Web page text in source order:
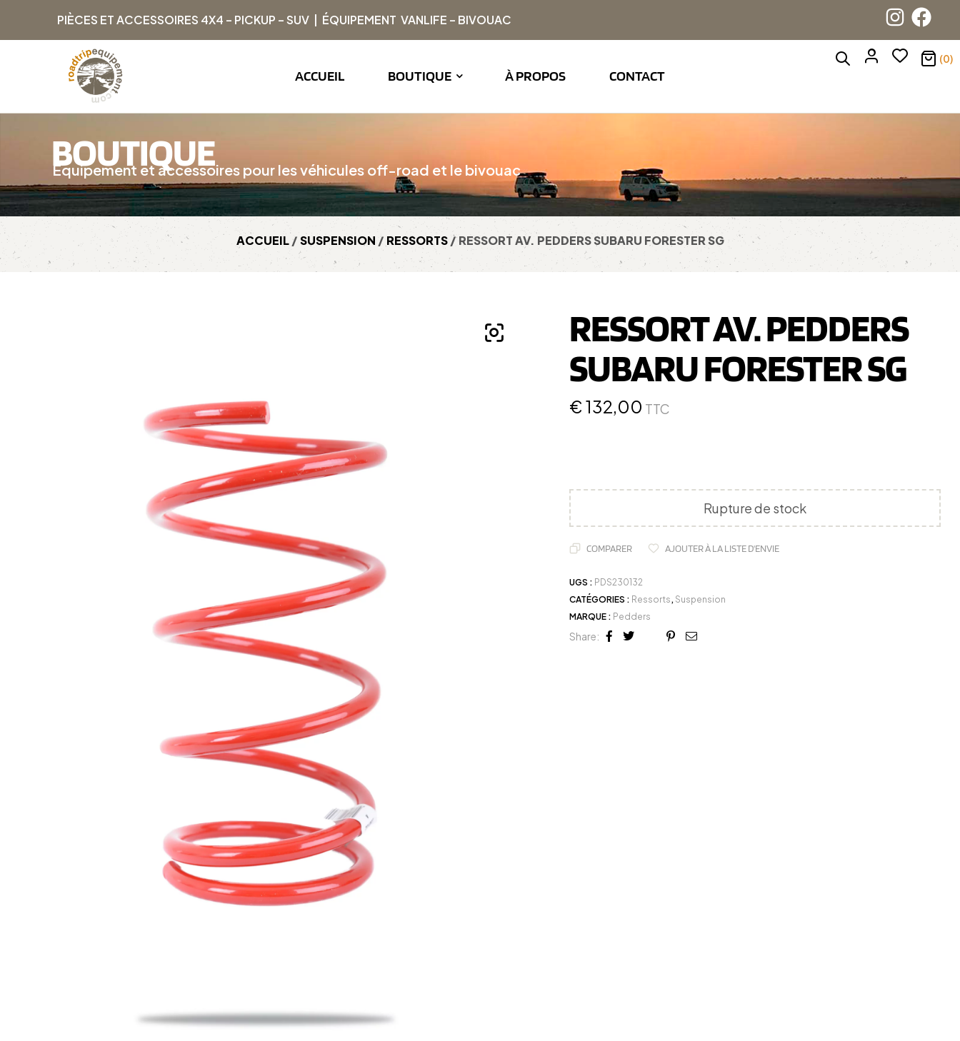
PIÈCES ET ACCESSOIRES 4X4 – PICKUP – SUV | ÉQUIPEMENT VANLIFE – BIVOUAC
ACCUEIL BOUTIQUE À PROPOS CONTACT
(0)
BOUTIQUE
Équipement et accessoires pour les véhicules off-road et le bivouac
ACCUEIL/SUSPENSION / RESSORTS/ RESSORT AV. PEDDERS SUBARU FORESTER SG
RESSORT AV. PEDDERS
SUBARU FORESTER SG
€ 132,00 TTC
Rupture de stock
COMPARER AJOUTER À LA LISTE D'ENVIE
UGS : PDS230132
CATÉGORIES : Ressorts, Suspension
MARQUE : Pedders
Share:
Facebook
TwitterLinkedin
Google+
Pinterest
Email